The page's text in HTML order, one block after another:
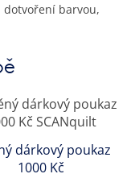
dotvoření barvou,
dárkový poukaz
1000 Kč